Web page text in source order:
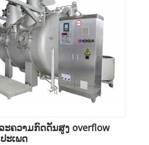
ຄວາມກົດດັນສູງ overflow
ະເພດ